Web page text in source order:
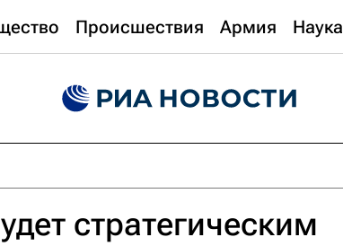
Происшествия Армия Наука
стратегическим